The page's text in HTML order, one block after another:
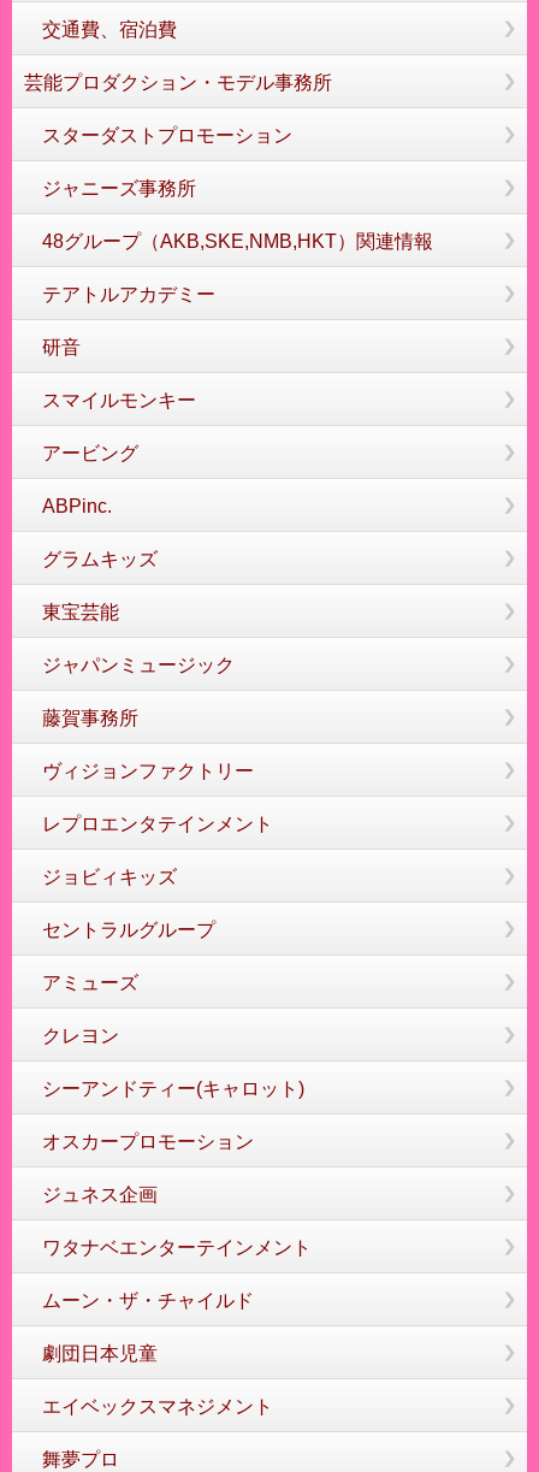
交通費、宿泊費
芸能プロダクション・モデル事務所
スターダストプロモーション
ジャニーズ事務所
48グループ（AKB,SKE,NMB,HKT）関連情報
テアトルアカデミー
研音
スマイルモンキー
アービング
ABPinc.
グラムキッズ
東宝芸能
ジャパンミュージック
藤賀事務所
ヴィジョンファクトリー
レプロエンタテインメント
ジョビィキッズ
セントラルグループ
アミューズ
クレヨン
シーアンドティー(キャロット)
オスカープロモーション
ジュネス企画
ワタナベエンターテインメント
ムーン・ザ・チャイルド
劇団日本児童
エイベックスマネジメント
舞夢プロ